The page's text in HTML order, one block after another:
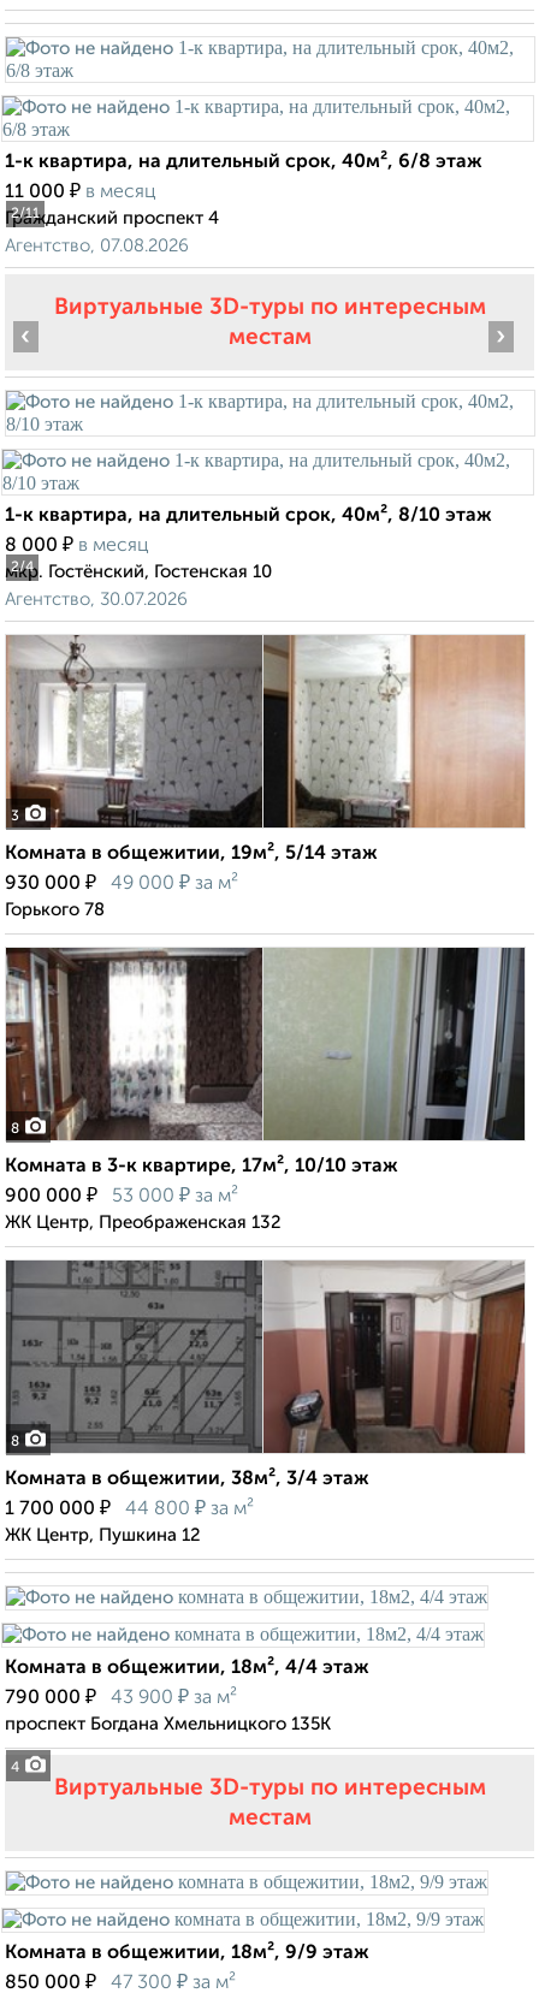
2/11
1-к квартира, на длительный срок, 40м², 6/8 этаж
11 000 ₽ в месяц
Гражданский проспект 4
Агентство, 07.08.2026
Виртуальные 3D-туры по интересным
местам
2/4
‹ ›
1-к квартира, на длительный срок, 40м², 8/10 этаж
8 000 ₽ в месяц
мкр. Гостёнский, Гостенская 10
Агентство, 30.07.2026
3
Комната в общежитии, 19м², 5/14 этаж
930 000 ₽ 49 000 ₽ за м²
Горького 78
8
Комната в 3-к квартире, 17м², 10/10 этаж
900 000 ₽ 53 000 ₽ за м²
ЖК Центр, Преображенская 132
8
Комната в общежитии, 38м², 3/4 этаж
1 700 000 ₽ 44 800 ₽ за м²
ЖК Центр, Пушкина 12
4
Комната в общежитии, 18м², 4/4 этаж
790 000 ₽ 43 900 ₽ за м²
проспект Богдана Хмельницкого 135К
Виртуальные 3D-туры по интересным
местам
Комната в общежитии, 18м², 9/9 этаж
850 000 ₽ 47 300 ₽ за м²